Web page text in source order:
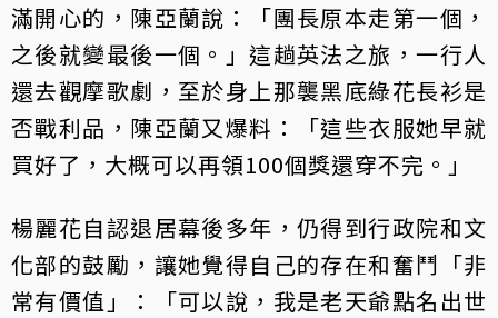
滿開心的，陳亞蘭說：「團長原本走第一個，
之後就變最後一個。」這趟英法之旅，一行人
還去觀摩歌劇，至於身上那襲黑底綠花長衫是
否戰利品，陳亞蘭又爆料：「這些衣服她早就
買好了，大概可以再領100個獎還穿不完。」
楊麗花自認退居幕後多年，仍得到行政院和文
化部的鼓勵，讓她覺得自己的存在和奮鬥「非
常有價值」：「可以說，我是老天爺點名出世